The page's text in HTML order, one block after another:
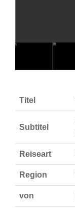
Titel
Subtitel
Reiseart
Region
von